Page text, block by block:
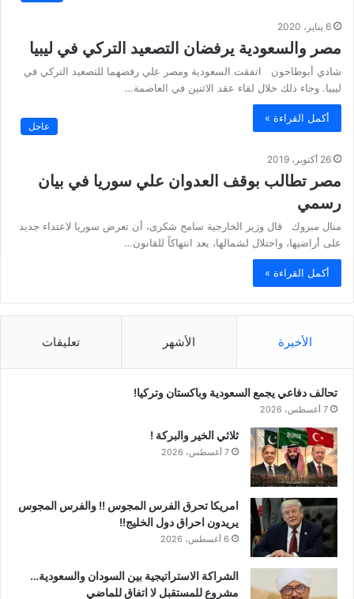
6 يناير، 2020
مصر والسعودية يرفضان التصعيد التركي في ليبيا
شادي أبوطاحون اتفقت السعودية ومصر علي رفضهما للتصعيد التركي في
ليبيا. وجاء ذلك خلال لقاء عقد الاثنين في العاصمة…
أكمل القراءة »
عاجل
26 أكتوبر، 2019
مصر تطالب بوقف العدوان علي سوريا في بيان
رسمي
منال مبروك قال وزير الخارجية سامح شكرى، أن تعرض سوريا لاعتداء جديد
على أراضيها، واحتلال لشمالها، يعد انتهاكاً للقانون…
أكمل القراءة »
الأخيرة الأشهر تعليقات
تحالف دفاعي يجمع السعودية وباكستان وتركيا!
7 أغسطس، 2026
ثلاثي الخير والبركة !
7 أغسطس، 2026
امريكا تحرق الفرس المجوس !! والفرس المجوس
يريدون احراق دول الخليج!!
6 أغسطس، 2026
الشراكة الاستراتيجية بين السودان والسعودية…
مشروع للمستقبل لا اتفاق للماضي